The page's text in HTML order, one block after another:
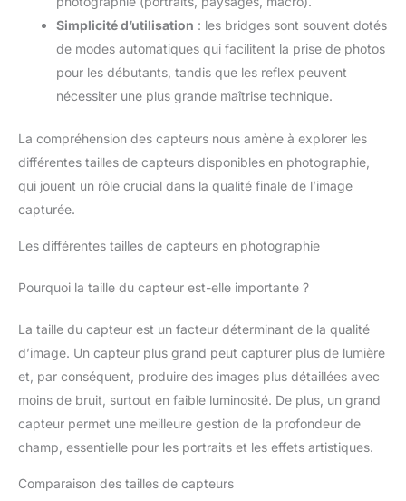
Simplicité d’utilisation : les bridges sont souvent dotés
de modes automatiques qui facilitent la prise de photos
pour les débutants, tandis que les reflex peuvent
nécessiter une plus grande maîtrise technique.
La compréhension des capteurs nous amène à explorer les
différentes tailles de capteurs disponibles en photographie,
qui jouent un rôle crucial dans la qualité finale de l’image
capturée.
Les différentes tailles de capteurs en photographie
Pourquoi la taille du capteur est-elle importante ?
La taille du capteur est un facteur déterminant de la qualité
d’image. Un capteur plus grand peut capturer plus de lumière
et, par conséquent, produire des images plus détaillées avec
moins de bruit, surtout en faible luminosité. De plus, un grand
capteur permet une meilleure gestion de la profondeur de
champ, essentielle pour les portraits et les effets artistiques.
Comparaison des tailles de capteurs